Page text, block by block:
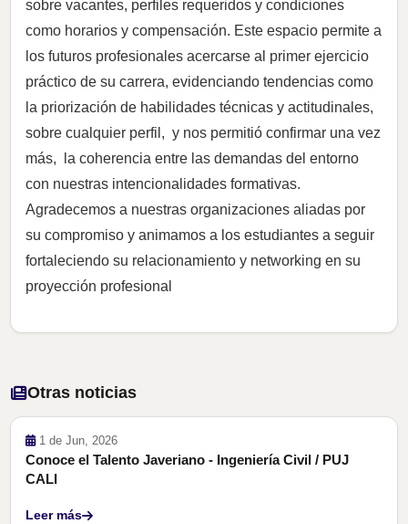
sobre vacantes, perfiles requeridos y condiciones
como horarios y compensación. Este espacio permite a
los futuros profesionales acercarse al primer ejercicio
práctico de su carrera, evidenciando tendencias como
la priorización de habilidades técnicas y actitudinales,
sobre cualquier perfil, y nos permitió confirmar una vez
más, la coherencia entre las demandas del entorno
con nuestras intencionalidades formativas.
Agradecemos a nuestras organizaciones aliadas por
su compromiso y animamos a los estudiantes a seguir
fortaleciendo su relacionamiento y networking en su
proyección profesional
Otras noticias
1 de Jun, 2026
Conoce el Talento Javeriano - Ingeniería Civil / PUJ
CALI
Leer más